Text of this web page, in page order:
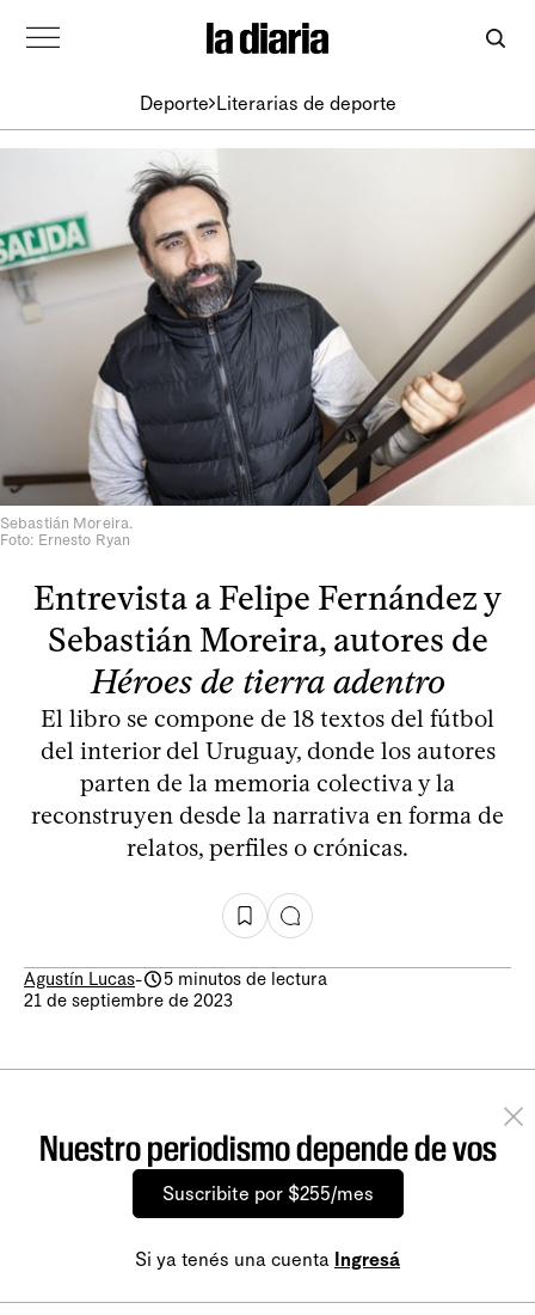
Deporte Literarias de deporte
Sebastián Moreira.
Foto: Ernesto Ryan
Entrevista a Felipe Fernández y
Sebastián Moreira, autores de
Héroes de tierra adentro
El libro se compone de 18 textos del fútbol
del interior del Uruguay, donde los autores
parten de la memoria colectiva y la
reconstruyen desde la narrativa en forma de
relatos, perfiles o crónicas.
Agustín Lucas-
5 minutos de lectura
21 de septiembre de 2023
Nuestro periodismo depende de vos
Suscribite por $255/mes
Si ya tenés una cuenta Ingresá